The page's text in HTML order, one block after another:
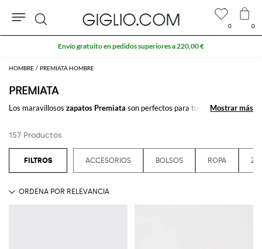
HOMBRE PREMIATA HOMBRE
PREMIATA
Los maravillosos zapatos Premiata son perfectos para tus outfits
la noche: sneakers, slipons, mocasines para que escoja el modelo perfecto
en cada ocasión.
Ver todoPREMIATA
Mostrar más
Mostrar más
157 Productos
ACCESORIOS BOLSOS ROPA
0 0
Buscar
Extra 10 % en el área Outlet